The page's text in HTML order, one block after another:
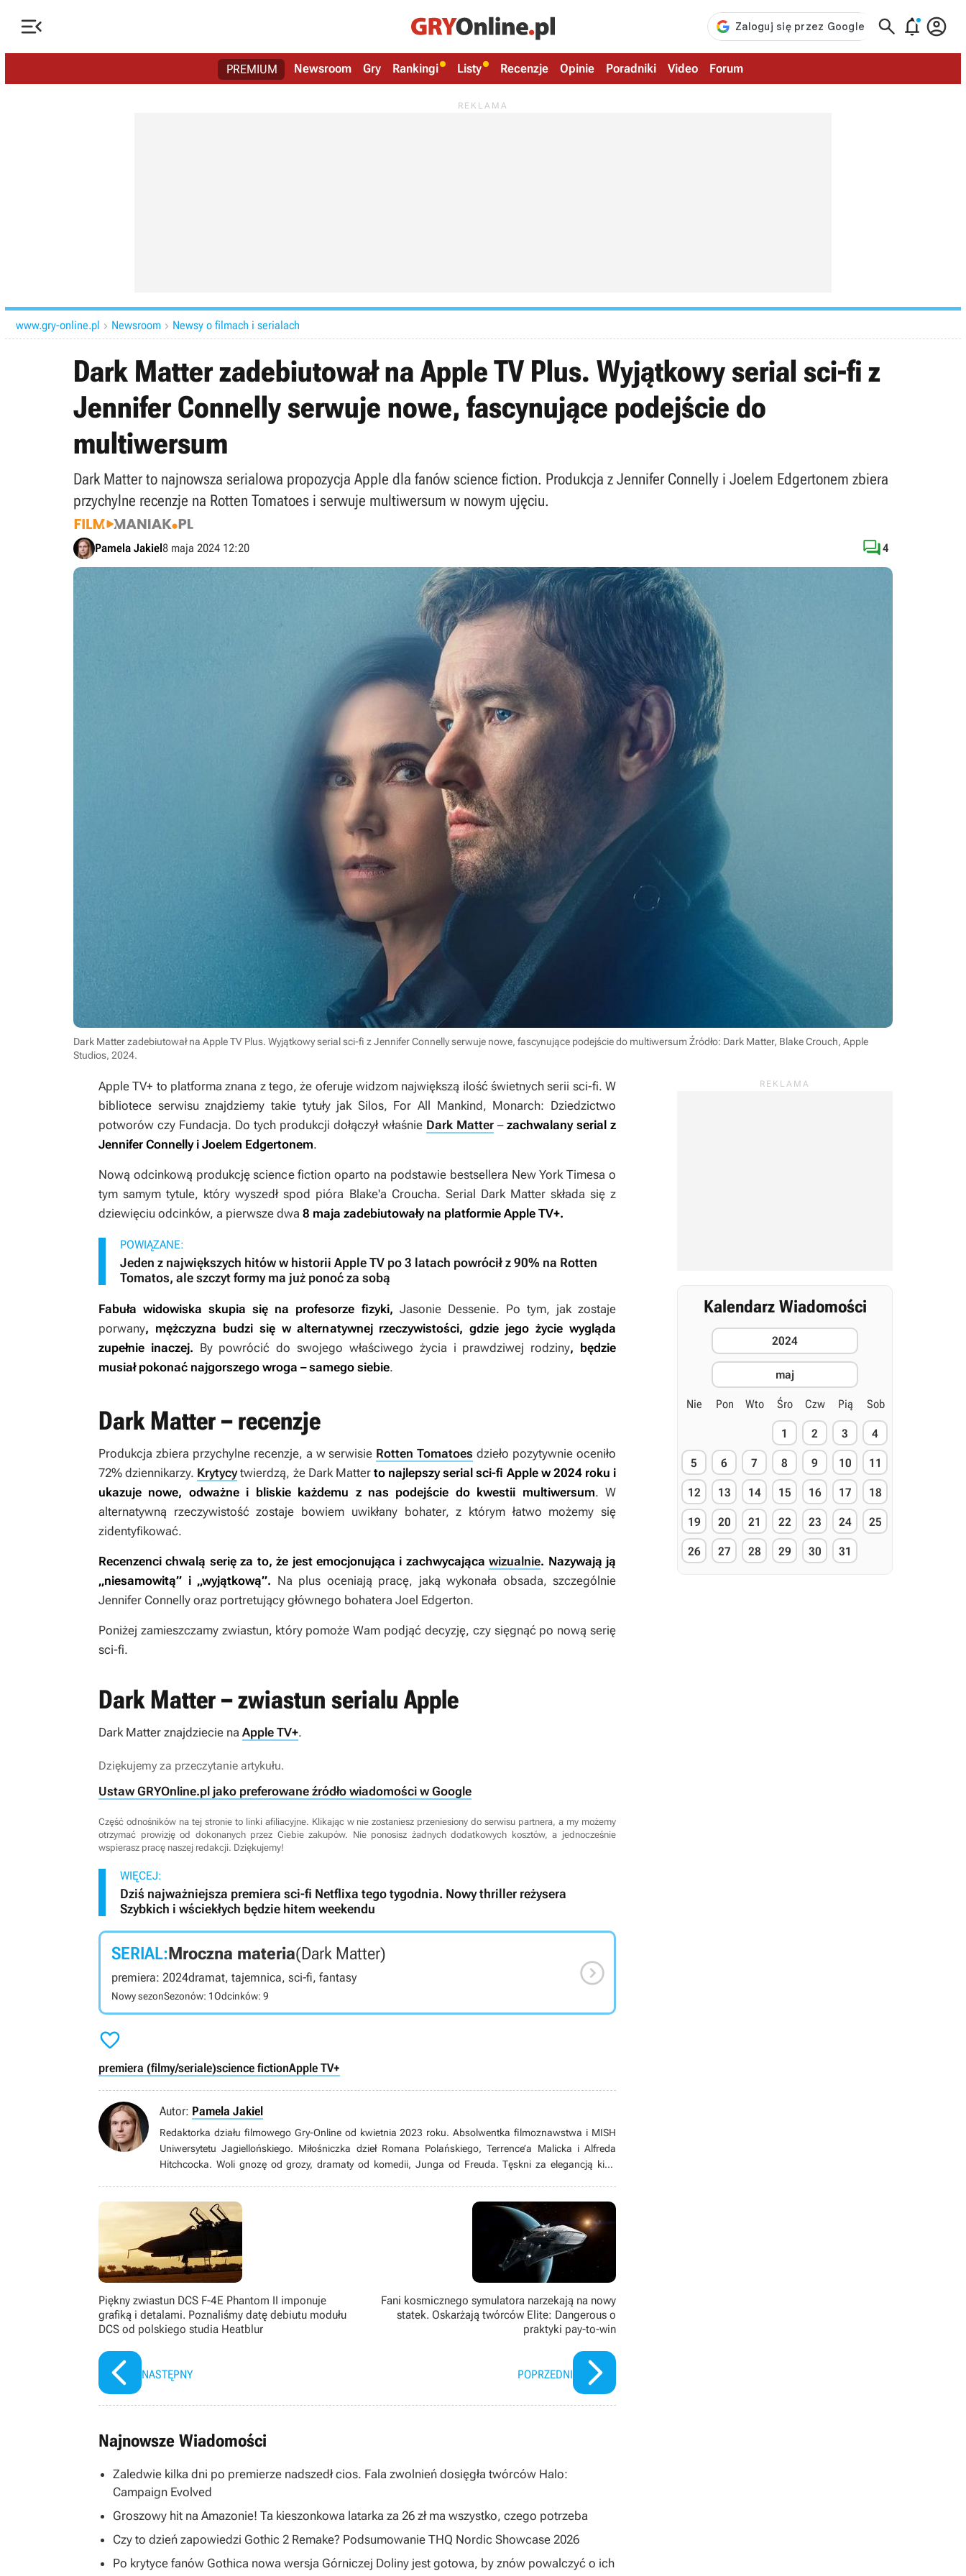
   
PREMIUM Newsroom Gry Rankingi Listy Recenzje Opinie Poradniki Video Forum
www.gry-online.pl  Newsroom  Newsy o filmach i serialach
Dark Matter zadebiutował na Apple TV Plus. Wyjątkowy serial sci-fi z
Jennifer Connelly serwuje nowe, fascynujące podejście do
multiwersum
Dark Matter to najnowsza serialowa propozycja Apple dla fanów science fiction. Produkcja z Jennifer Connelly i Joelem Edgertonem zbiera
przychylne recenzje na Rotten Tomatoes i serwuje multiwersum w nowym ujęciu.
Pamela Jakiel8 maja 2024 12:20 4
Dark Matter zadebiutował na Apple TV Plus. Wyjątkowy serial sci-fi z Jennifer Connelly serwuje nowe, fascynujące podejście do multiwersum Źródło: Dark Matter, Blake Crouch, Apple
Studios, 2024.
Apple TV+ to platforma znana z tego, że oferuje widzom największą ilość świetnych serii sci-fi. W
bibliotece serwisu znajdziemy takie tytuły jak Silos, For All Mankind, Monarch: Dziedzictwo
potworów czy Fundacja. Do tych produkcji dołączył właśnie Dark Matter– zachwalany serial z
Jennifer Connelly i Joelem Edgertonem.
Nową odcinkową produkcję science fiction oparto na podstawie bestsellera New York Timesa o
tym samym tytule, który wyszedł spod pióra Blake'a Croucha. Serial Dark Matterskłada się z
dziewięciu odcinków, a pierwsze dwa 8 maja zadebiutowały na platformie Apple TV+.
POWIĄZANE:
Jeden z największych hitów w historii Apple TV po 3 latach powrócił z 90% na Rotten
Tomatos, ale szczyt formy ma już ponoć za sobą
Fabuła widowiska skupia się na profesorze fizyki, Jasonie Dessenie. Po tym, jak zostaje
porwany, mężczyzna budzi się w alternatywnej rzeczywistości, gdzie jego życie wygląda
zupełnie inaczej. By powrócić do swojego właściwego życia i prawdziwej rodziny, będzie
musiał pokonać najgorszego wroga – samego siebie.
Dark Matter – recenzje
Produkcja zbiera przychylne recenzje, a w serwisie Rotten Tomatoes dzieło pozytywnie oceniło
72% dziennikarzy. Krytycytwierdzą, że Dark Matter to najlepszy serial sci-fi Apple w 2024 roku i
ukazuje nowe, odważne i bliskie każdemu z nas podejście do kwestii multiwersum. W
alternatywną rzeczywistość zostaje bowiem uwikłany bohater, z którym łatwo możemy się
zidentyfikować.
Recenzenci chwalą serię za to, że jest emocjonująca i zachwycającawizualnie. Nazywają ją
„niesamowitą” i „wyjątkową”. Na plus oceniają pracę, jaką wykonała obsada, szczególnie
Jennifer Connelly oraz portretujący głównego bohatera Joel Edgerton.
Poniżej zamieszczamy zwiastun, który pomoże Wam podjąć decyzję, czy sięgnąć po nową serię
sci-fi.
Dark Matter – zwiastun serialu Apple
Dark Matter znajdziecie na Apple TV+.
Dziękujemy za przeczytanie artykułu.
Ustaw GRYOnline.pl jako preferowane źródło wiadomości w Google
Część odnośników na tej stronie to linki afiliacyjne. Klikając w nie zostaniesz przeniesiony do serwisu partnera, a my możemy
otrzymać prowizję od dokonanych przez Ciebie zakupów. Nie ponosisz żadnych dodatkowych kosztów, a jednocześnie
wspierasz pracę naszej redakcji. Dziękujemy!
WIĘCEJ:
Dziś najważniejsza premiera sci-fi Netflixa tego tygodnia. Nowy thriller reżysera
Szybkich i wściekłych będzie hitem weekendu
SERIAL:Mroczna materia(Dark Matter)
premiera: 2024dramat, tajemnica, sci-fi, fantasy
Nowy sezonSezonów: 1Odcinków: 9


premiera (filmy/seriale)science fictionApple TV+
Autor: Pamela Jakiel
Redaktorka działu filmowego Gry-Online od kwietnia 2023 roku. Absolwentka filmoznawstwa i MISH
Uniwersytetu Jagiellońskiego. Miłośniczka dzieł Romana Polańskiego, Terrence’a Malicka i Alfreda
Hitchcocka. Woli gnozę od grozy, dramaty od komedii, Junga od Freuda. Tęskni za elegancją kina
Piękny zwiastun DCS F-4E Phantom II imponuje
grafiką i detalami. Poznaliśmy datę debiutu modułu
DCS od polskiego studia Heatblur
NASTĘPNY
Fani kosmicznego symulatora narzekają na nowy
statek. Oskarżają twórców Elite: Dangerous o
praktyki pay-to-win
POPRZEDNI
Najnowsze Wiadomości
Zaledwie kilka dni po premierze nadszedł cios. Fala zwolnień dosięgła twórców Halo:
Campaign Evolved
Groszowy hit na Amazonie! Ta kieszonkowa latarka za 26 zł ma wszystko, czego potrzeba
Czy to dzień zapowiedzi Gothic 2 Remake? Podsumowanie THQ Nordic Showcase 2026
Po krytyce fanów Gothica nowa wersja Górniczej Doliny jest gotowa, by znów powalczyć o ich
Kalendarz Wiadomości
2024
maj
Nie Pon Wto Śro Czw Pią Sob
1 2 3 4
5 6 7 8 9 10 11
12 13 14 15 16 17 18
19 20 21 22 23 24 25
26 27 28 29 30 31